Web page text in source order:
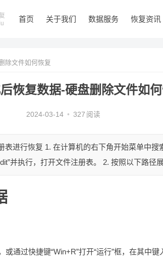
首页 关于我们 数据服务 恢复资讯
除文件如何恢复
恢复数据-硬盘删除文件如
2024-03-14 • 327 阅读
进行恢复 1. 在计算机的右下角开始菜单中搜
并执行，打开文件注册表。 2. 按照以下路径
通过快捷键“Win+R”打开“运行”框，在其中